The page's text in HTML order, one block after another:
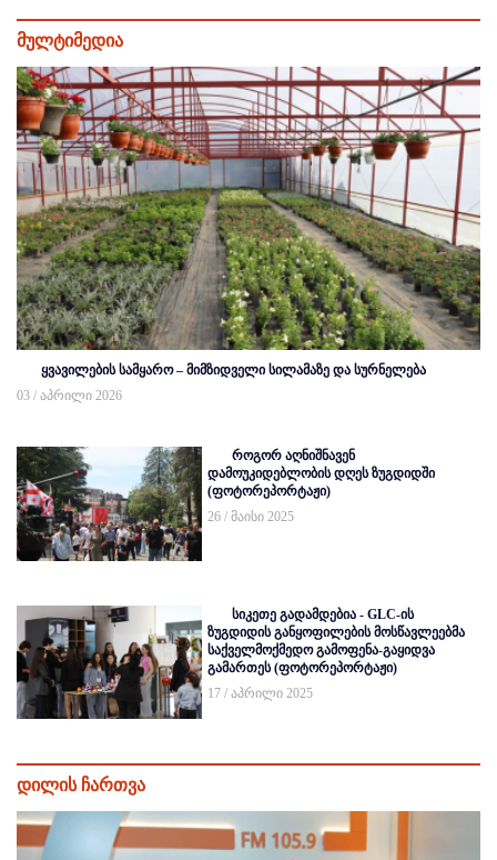
მულტიმედია
ყვავილების სამყარო – მიმზიდველი სილამაზე და სურნელება
03 / აპრილი 2026
როგორ აღნიშნავენ
დამოუკიდებლობის დღეს ზუგდიდში
(ფოტორეპორტაჟი)
26 / მაისი 2025
სიკეთე გადამდებია - GLC-ის
ზუგდიდის განყოფილების მოსწავლეებმა
საქველმოქმედო გამოფენა-გაყიდვა
გამართეს (ფოტორეპორტაჟი)
17 / აპრილი 2025
დილის ჩართვა